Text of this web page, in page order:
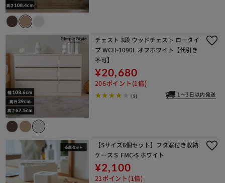
チェスト 3段 ウッドチェスト ロータイ
プ WCH-1090L オフホワイト【代引き
不可】
¥20,680
206ポイント(1倍)
(9) 1～3日以内発送
【Sサイズ6個セット】フタ窓付き収納
ケースＳ FMC-S ホワイト
¥2,100
21ポイント(1倍)